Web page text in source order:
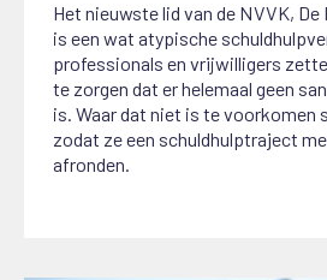
Het nieuwste lid van de NVVK, De
is een wat atypische
professionals en vrijwilligers
te zorgen dat er helemaal geen
is. Waar dat niet is te voorkomen
zodat ze een schuldhulptraject
afronden.